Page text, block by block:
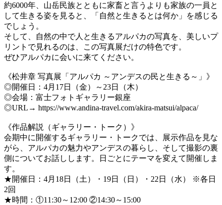
約6000年、山岳民族とともに家畜と言うよりも家族の一員と
して生きる姿を見ると、「自然と生きるとは何か」を感じる
でしょう。
そして、自然の中で人と生きるアルパカの写真を、美しいプ
リントで見れるのは、この写真展だけの特色です。
ぜひアルパカに会いに来てください。
《松井章 写真展「アルパカ ～アンデスの民と生きる～」》
◎開催日：4月17日（金）～23日（木）
◎会場：富士フォトギャラリー銀座
◎URL→ https://www.andina-travel.com/akira-matsui/alpaca/
《作品解説（ギャラリー・トーク）》
会期中に開催するギャラリー・トークでは、展示作品を見な
がら、アルパカの魅力やアンデスの暮らし、そして撮影の裏
側についてお話しします。日ごとにテーマを変えて開催しま
す。
★開催日：4月18日（土）・19日（日）・22日（水） ※各日
2回
★時間：①11:30～12:00 ②14:30～15:00